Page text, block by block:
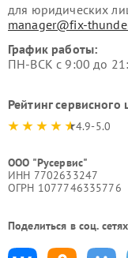
для юридических
manager@fix-
График работы:
ПН-ВСК с 9:00 до
Рейтинг сервисного
4.9-5.0
ООО "Русервис"
ИНН 7702633247
ОГРН 1077746335776
Поделиться в соц.